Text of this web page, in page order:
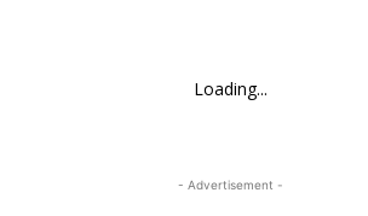
Loading...
- Advertisement -